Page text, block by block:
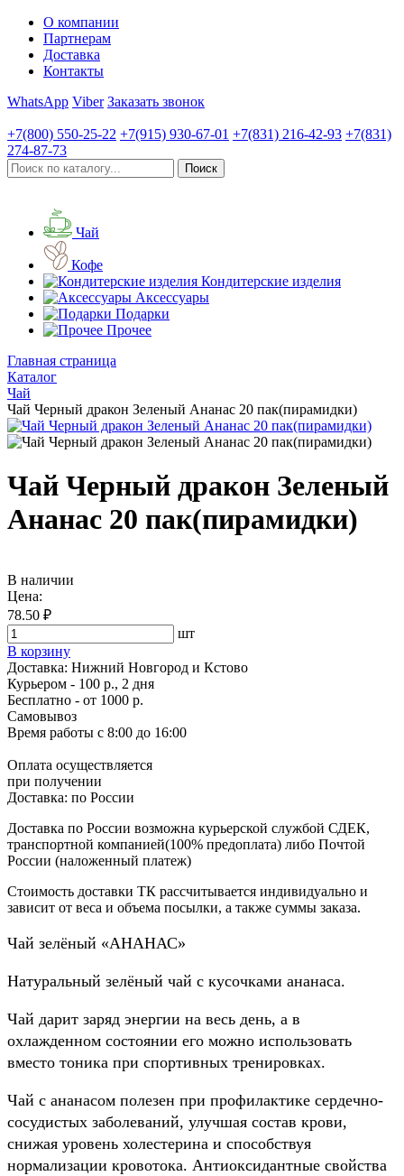
О компании
Партнерам
Доставка
Контакты
WhatsApp Viber Заказать звонок
+7(800) 550-25-22 +7(915) 930-67-01 +7(831) 216-42-93 +7(831)
274-87-73
Чай
Кофе
Кондитерские изделия
Аксессуары
Подарки
Прочее
Главная страница
Каталог
Чай
Чай Черный дракон Зеленый Ананас 20 пак(пирамидки)
Чай Черный дракон Зеленый
Ананас 20 пак(пирамидки)
В наличии
Цена:
78.50 ₽
шт
В корзину
Доставка: Нижний Новгород и Кстово
Курьером - 100 р., 2 дня
Бесплатно - от 1000 р.
Самовывоз
Время работы с 8:00 до 16:00
Оплата осуществляется
при получении
Доставка: по России
Доставка по России возможна курьерской службой СДЕК,
транспортной компанией(100% предоплата) либо Почтой
России (наложенный платеж)
Стоимость доставки ТК рассчитывается индивидуально и
зависит от веса и объема посылки, а также суммы заказа.
Чай зелёный «АНАНАС»
Натуральный зелёный чай с кусочками ананаса.
Чай дарит заряд энергии на весь день, а в
охлажденном состоянии его можно использовать
вместо тоника при спортивных тренировках.
Чай с ананасом полезен при профилактике сердечно-
сосудистых заболеваний, улучшая состав крови,
снижая уровень холестерина и способствуя
нормализации кровотока. Антиоксидантные свойства